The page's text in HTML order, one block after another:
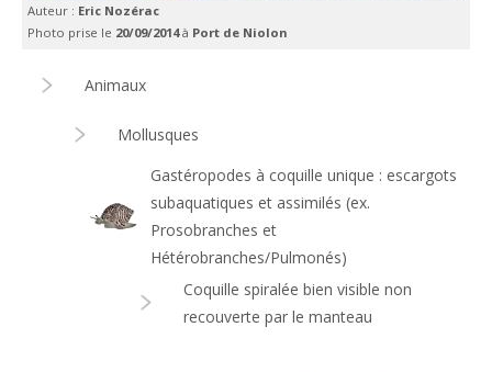
Auteur : Eric Nozérac
Photo prise le 20/09/2014à Port de Niolon
Animaux
Mollusques
Gastéropodes à coquille unique : escargots
subaquatiques et assimilés (ex.
Prosobranches et
Hétérobranches/Pulmonés)
Coquille spiralée bien visible non
recouverte par le manteau